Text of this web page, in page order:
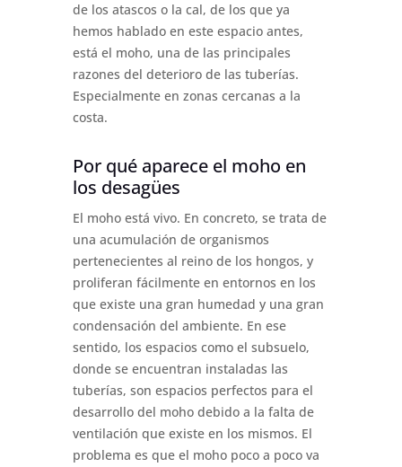
de los atascos o la cal, de los que ya
hemos hablado en este espacio antes,
está el moho, una de las principales
razones del deterioro de las tuberías.
Especialmente en zonas cercanas a la
costa.
Por qué aparece el moho en
los desagües
El moho está vivo. En concreto, se trata de
una acumulación de organismos
pertenecientes al reino de los hongos, y
proliferan fácilmente en entornos en los
que existe una gran humedad y una gran
condensación del ambiente. En ese
sentido, los espacios como el subsuelo,
donde se encuentran instaladas las
tuberías, son espacios perfectos para el
desarrollo del moho debido a la falta de
ventilación que existe en los mismos. El
problema es que el moho poco a poco va